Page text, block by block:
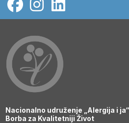
Nacionalno udruženje „Alergija i
Borba za Kvalitetniji Život